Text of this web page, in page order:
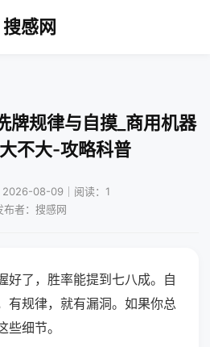
搜感网
牌规律与自摸_商用机器
不大-攻略科普
2026-08-09｜阅读：1
布者：搜感网
好了，胜率能提到七八成。自
有规律，就有漏洞。如果你总
细节。